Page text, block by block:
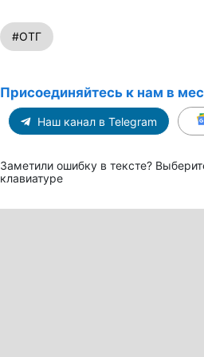
#ОТГ
Присоединяйтесь к нам в
Наш канал в Telegram
Заметили ошибку в тексте?
клавиатуре